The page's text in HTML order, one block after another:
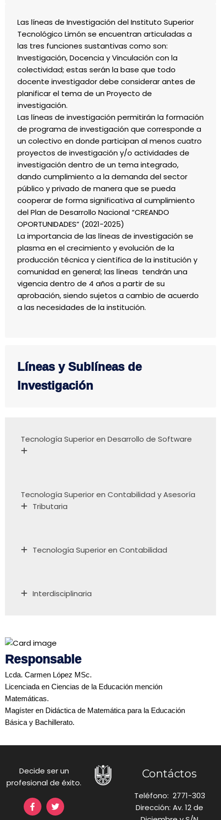
Las líneas de Investigación del Instituto Superior
Tecnológico Limón se encuentran articuladas a
las tres funciones sustantivas como son:
Investigación, Docencia y Vinculación con la
colectividad; estas serán la base que todo
docente investigador debe considerar antes de
planificar el tema de un Proyecto de
investigación.
Las líneas de investigación permitirán la formación
de programa de investigación que corresponde a
un colectivo en donde participan al menos cuatro
proyectos de investigación y/o actividades de
investigación dentro de un tema integrado,
dando cumplimiento a la demanda del sector
público y privado de manera que se pueda
cooperar de forma significativa al cumplimiento
del Plan de Desarrollo Nacional “CREANDO
OPORTUNIDADES” (2021-2025)
La importancia de las líneas de investigación se
plasma en el crecimiento y evolución de la
producción técnica y científica de la institución y
comunidad en general; las líneas tendrán una
vigencia dentro de 4 años a partir de su
aprobación, siendo sujetos a cambio de acuerdo
a las necesidades de la institución.
Líneas y Sublíneas de
Investigación
Tecnología Superior en Desarrollo de Software
Tecnología Superior en Contabilidad y Asesoría
Tributaria
Tecnología Superior en Contabilidad
Interdisciplinaria
Responsable
Lcda. Carmen López MSc.
Licenciada en Ciencias de la Educación mención
Matemáticas.
Magíster en Didáctica de Matemática para la Educación
Básica y Bachillerato.
Decide ser un
profesional de éxito.
Contáctos
Teléfono: 2771-303
Dirección: Av. 12 de